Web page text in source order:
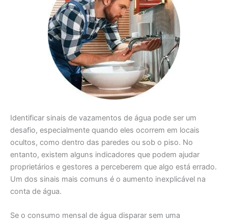
Identificar sinais de vazamentos de água pode ser um
desafio, especialmente quando eles ocorrem em locais
ocultos, como dentro das paredes ou sob o piso. No
entanto, existem alguns indicadores que podem ajudar
proprietários e gestores a perceberem que algo está errado.
Um dos sinais mais comuns é o aumento inexplicável na
conta de água.
Se o consumo mensal de água disparar sem uma